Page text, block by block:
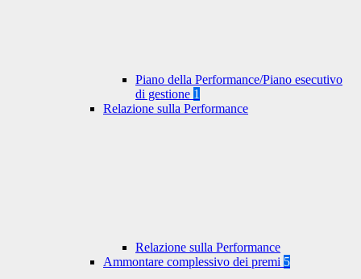
Piano della Performance/Piano esecutivo
di gestione 1
Relazione sulla Performance
Relazione sulla Performance
Ammontare complessivo dei premi 5